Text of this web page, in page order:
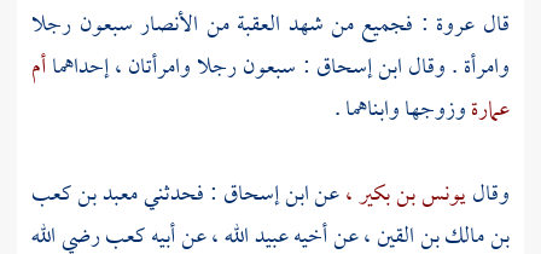
قال عروة : فجميع من شهد العقبة من الأنصارسبعون رجلا
وامرأة . وقالابن إسحاق : سبعون رجلا وامرأتان ، إحداهماأم
عمارةوزوجها وابناهما .
وقاليونس بن بكير ،عنابن إسحاق : فحدثنيمعبد بن كعب
بن مالك بن القين ،عن أخيهعبيد الله ،عن أبيهكعبرضي الله